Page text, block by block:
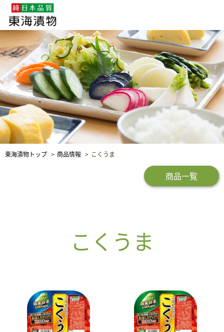
企業・採用情報 社会貢献 品質保証
東海漬物トップ 商品情報 こくうま
商品一覧
こくうま